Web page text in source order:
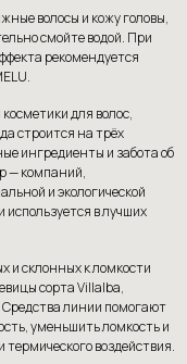
волосы и кожу головы,
смойте водой. При
рекомендуется
для волос,
строится на трёх
ингредиенты и забота об
— компаний,
и экологической
в лучших
и склонных к ломкости
сорта Villalba,
Средства линии помогают
уменьшить ломкость и
воздействия.